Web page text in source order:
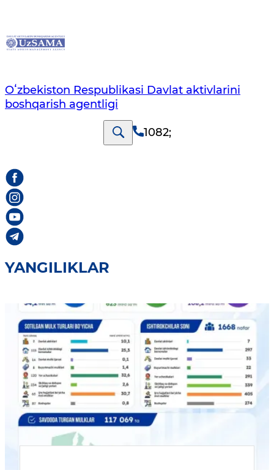
Oʻzbekiston Respublikasi Davlat aktivlarini
boshqarish agentligi
1082;
YANGILIKLAR